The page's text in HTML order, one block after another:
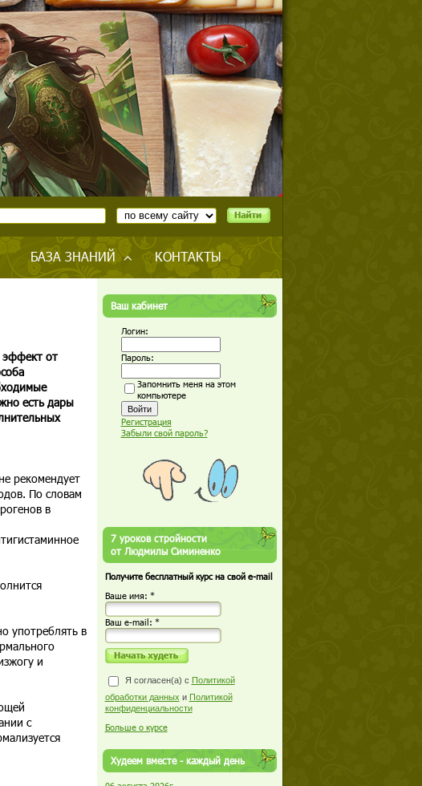
БАЗА ЗНАНИЙ КОНТАКТЫ
эффект от
есть дары
рекомендует
По словам
в
употреблять в
и
с
Ваш кабинет
Логин:
Пароль:
Запомнить меня на этом
компьютере
Регистрация
Забыли свой пароль?
7 уроков стройности
от Людмилы Симиненко
Получите бесплатный курс на свой e-mail
Ваше имя: *
Ваш е-mail: *
Я согласен(а) с Политикой
обработки данных и Политикой
конфиденциальности
Больше о курсе
Худеем вместе - каждый день